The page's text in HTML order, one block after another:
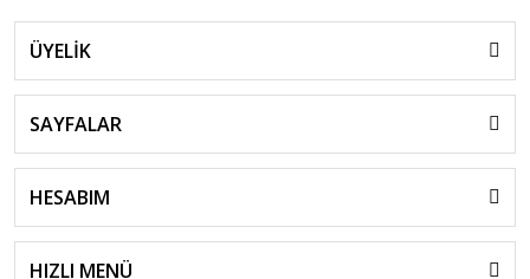
ÜYELİK
SAYFALAR
HESABIM
HIZLI MENÜ